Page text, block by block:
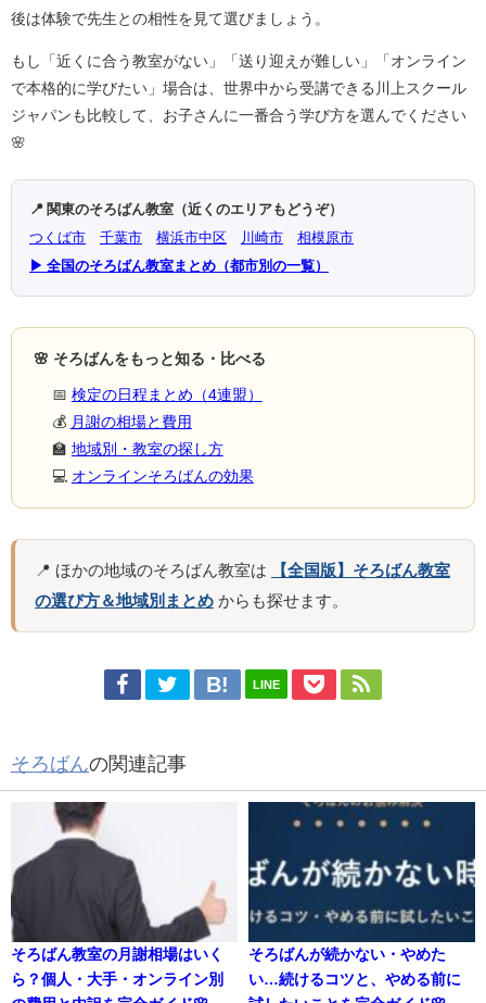
後は体験で先生との相性を見て選びましょう。
もし「近くに合う教室がない」「送り迎えが難しい」「オンライン
で本格的に学びたい」場合は、世界中から受講できる川上スクール
ジャパンも比較して、お子さんに一番合う学び方を選んでください
🌸
📍 関東のそろばん教室（近くのエリアもどうぞ）
つくば市
千葉市 横浜市中区 川崎市
相模原市
▶ 全国のそろばん教室まとめ（都市別の一覧）
🌸 そろばんをもっと知る・比べる
📅 検定の日程まとめ（4連盟）
💰 月謝の相場と費用
🏫 地域別・教室の探し方
💻 オンラインそろばんの効果
📍 ほかの地域のそろばん教室は
【全国版】そろばん教室
の選び方＆地域別まとめ からも探せます。
LINE
そろばんの関連記事
そろばん教室の月謝相場はいく
ら？個人・大手・オンライン別
そろばんが続かない・やめた
い…続けるコツと、やめる前に